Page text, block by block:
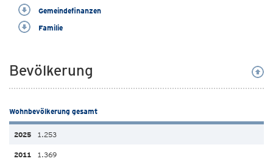
Gemeindefinanzen
Familie
Bevölkerung
Wohnbevölkerung gesamt
1.253
1.369